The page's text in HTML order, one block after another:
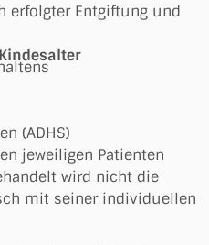
erfolgter Entgiftung und
(ADHS)
jeweiligen Patienten
wird nicht die
mit seiner individuellen